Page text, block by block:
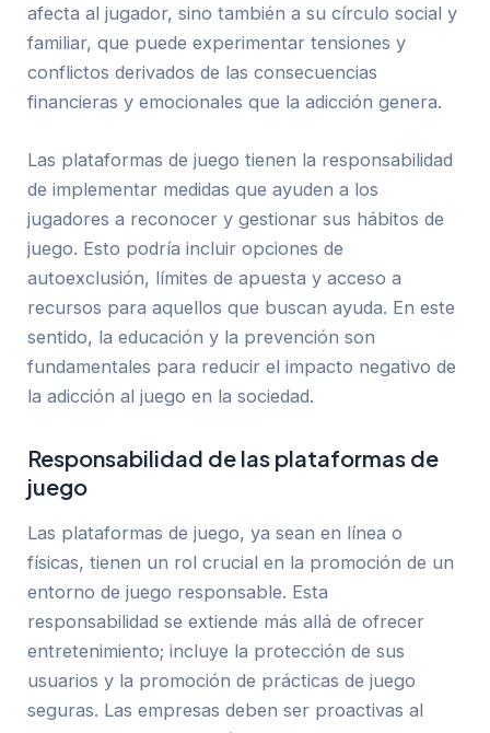
afecta al jugador, sino también a su círculo social y
familiar, que puede experimentar tensiones y
conflictos derivados de las consecuencias
financieras y emocionales que la adicción genera.
Las plataformas de juego tienen la responsabilidad
de implementar medidas que ayuden a los
jugadores a reconocer y gestionar sus hábitos de
juego. Esto podría incluir opciones de
autoexclusión, límites de apuesta y acceso a
recursos para aquellos que buscan ayuda. En este
sentido, la educación y la prevención son
fundamentales para reducir el impacto negativo de
la adicción al juego en la sociedad.
Responsabilidad de las plataformas de
juego
Las plataformas de juego, ya sean en línea o
físicas, tienen un rol crucial en la promoción de un
entorno de juego responsable. Esta
responsabilidad se extiende más allá de ofrecer
entretenimiento; incluye la protección de sus
usuarios y la promoción de prácticas de juego
seguras. Las empresas deben ser proactivas al